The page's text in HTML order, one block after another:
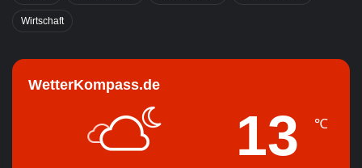
Wirtschaft
WetterKompass.de
13 ℃